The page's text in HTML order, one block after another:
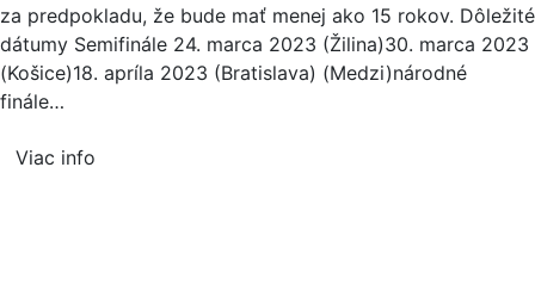
za predpokladu, že bude mať menej ako 15 rokov. Dôležité
dátumy Semifinále 24. marca 2023 (Žilina)30. marca 2023
(Košice)18. apríla 2023 (Bratislava) (Medzi)národné
finále…
Viac info